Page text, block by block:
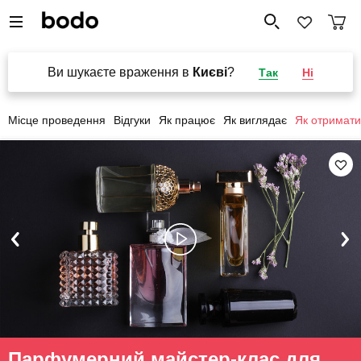
Ви шукаєте враження в Києві? Так Ні
Місце проведення Відгуки Як працює Як виглядає Як отримати